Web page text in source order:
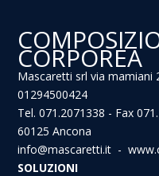
CORPOREA
Mascaretti srl via mamiani
01294500424
Tel. 071.2071338 - Fax
60125 Ancona
info@mascaretti.it -
SOLUZIONI